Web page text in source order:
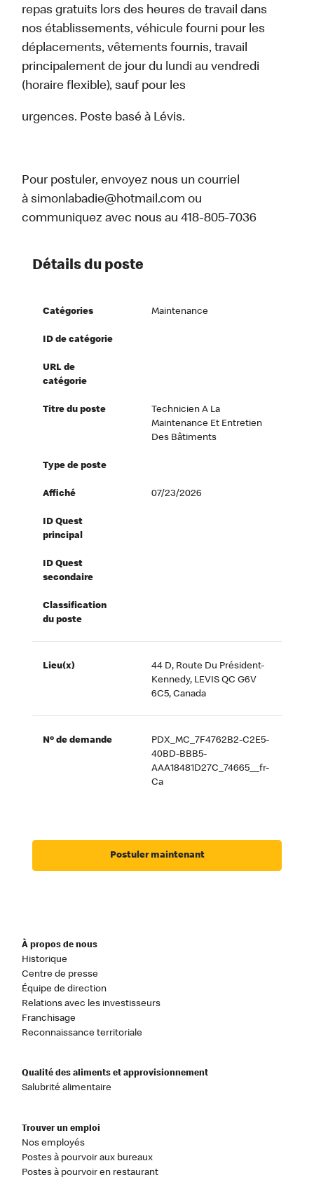
repas gratuits lors des heures de travail dans
nos établissements, véhicule fourni pour les
déplacements, vêtements fournis, travail
principalement de jour du lundi au vendredi
(horaire flexible), sauf pour les
urgences. Poste basé à Lévis.
Pour postuler, envoyez nous un courriel
à simonlabadie@hotmail.com ou
communiquez avec nous au 418-805-7036
Détails du poste
Catégories Maintenance
ID de catégorie
URL de
catégorie
Titre du poste
Technicien A La
Maintenance Et Entretien
Des Bâtiments
Type de poste
Affiché 07/23/2026
ID Quest
principal
ID Quest
secondaire
Classification
du poste
Lieu(x)
44 D, Route Du Président-
Kennedy, LEVIS QC G6V
6C5, Canada
Nº de demande
PDX_MC_7F4762B2-C2E5-
40BD-BBB5-
AAA18481D27C_74665__fr-
Ca
Postuler maintenant
À propos de nous
Historique
Centre de presse
Équipe de direction
Relations avec les investisseurs
Franchisage
Reconnaissance territoriale
Qualité des aliments et approvisionnement
Salubrité alimentaire
Trouver un emploi
Nos employés
Postes à pourvoir aux bureaux
Postes à pourvoir en restaurant